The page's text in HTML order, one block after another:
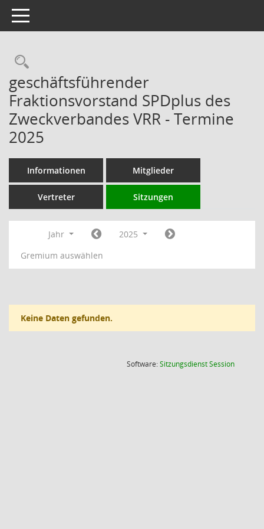
Toggle navigation
Rechercheauswahl
geschäftsführender
Fraktionsvorstand SPDplus des
Zweckverbandes VRR - Termine
2025
Informationen Mitglieder
Vertreter Sitzungen
Jahr
2025
Gremium auswählen
Keine Daten gefunden.
Software:SitzungsdienstSession(Wird in